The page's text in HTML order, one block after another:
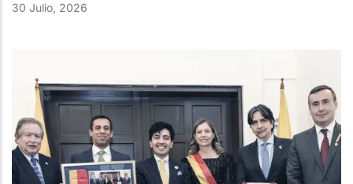
30 Julio, 2026